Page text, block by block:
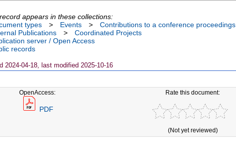
appears in these collections:
types
> Events >
Contributions to a conference proceedings
Publications
>
Coordinated Projects
server / Open Access
records
2024-04-18, last modified 2025-10-16
OpenAccess:
PDF
Rate this document:
(Not yet reviewed)